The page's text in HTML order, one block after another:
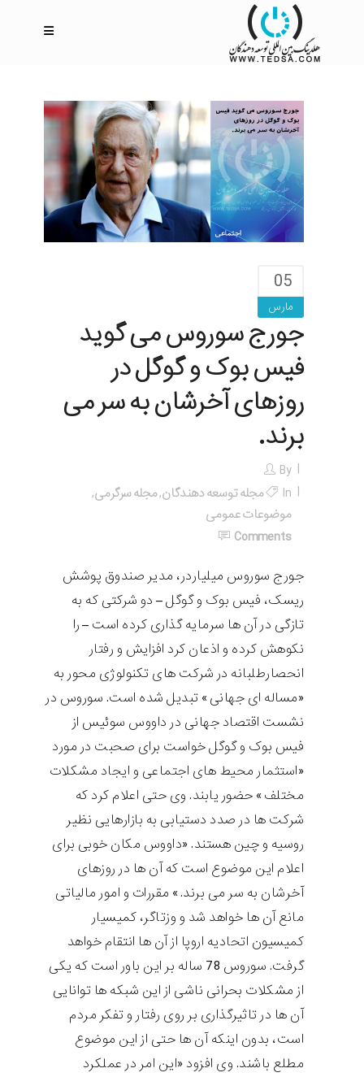
05
مارس
جورج سوروس می گوید
فیس بوک و گوگل در
روزهای آخرشان به سر می
برند.
By
In
مجله توسعه دهندگان,مجله سرگرمی,
موضوعات عمومی
Comments
جورج سوروس میلیاردر، مدیر صندوق پوشش
ریسک، فیس بوک و گوگل – دو شرکتی که به
تازگی در آن ها سرمایه گذاری کرده است – را
نکوهش کرده و اذعان کرد افزایش و رفتار
انحصارطلبانه در شرکت های تکنولوژی محور به
«مساله ای جهانی» تبدیل شده است. سوروس در
نشست اقتصاد جهانی در داووس سوئیس از
فیس بوک و گوگل خواست برای صحبت در مورد
«استثمار محیط های اجتماعی و ایجاد مشکلات
مختلف» حضور یابند. وی حتی اعلام کرد که
شرکت ها در صدد دستیابی به بازارهایی نظیر
روسیه و چین هستند. «داووس مکان خوبی برای
اعلام این موضوع است که آن ها در روزهای
آخرشان به سر می برند.» مقررات و امور مالیاتی
مانع آن ها خواهد شد و وزتاگر، کمیسیار
کمیسیون اتحادیه اروپا از آن ها انتقام خواهد
گرفت. سوروس 78 ساله بر این باور است که یکی
از مشکلات بحرانی ناشی از این شبکه ها توانایی
آن ها در تاثیرگذاری بر روی رفتار و تفکر مردم
است، بدون اینکه آن ها حتی از این موضوع
مطلع باشند. وی افزود «این امر در عملکرد